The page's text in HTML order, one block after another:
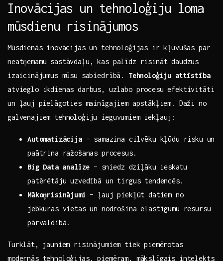
Inovācijas un tehnoloģiju loma
mūsdienu risinājumos
Mūsdienās⁤ inovācijas un tehnoloģijas ir kļuvušas par
neatņemamu sastāvdaļu, kas palīdz risināt daudzus
⁢izaicinājumus mūsu sabiedrībā. Tehnoloģiju attīstība
atvieglo ikdienas ​darbus, uzlabo procesu efektivitāti
un ļauj ⁣pielāgoties‍ mainīgajiem apstākļiem. Daži no
galvenajiem ​tehnoloģiju ieguvumiem iekļauj:
Automatizācija– ​samazina cilvēku kļūdu risku un
paātrina ražošanas procesus.
Big⁢ Data analīze –⁤ sniedz dziļāku ieskatu
patērētāju uzvedībā un tirgus tendencēs.
Mākoņrisinājumi – ļauj ‌piekļūt datiem no
‍jebkuras vietas un nodrošina elastīgumu resursu
pārvaldībā.
Turklāt,⁤ jauniem risinājumiem tiek piemērotas
modernās tehnoloģijas,​ piemēram, ​mākslīgais intelekts